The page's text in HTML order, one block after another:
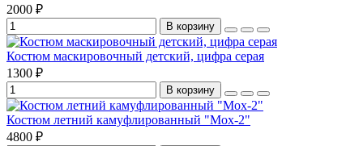
2000 ₽
В корзину
Костюм маскировочный детский, цифра серая
1300 ₽
В корзину
Костюм летний камуфлированный "Мох-2"
4800 ₽